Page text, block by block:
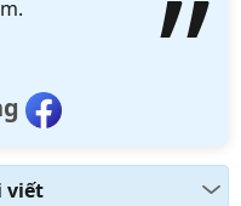
viết